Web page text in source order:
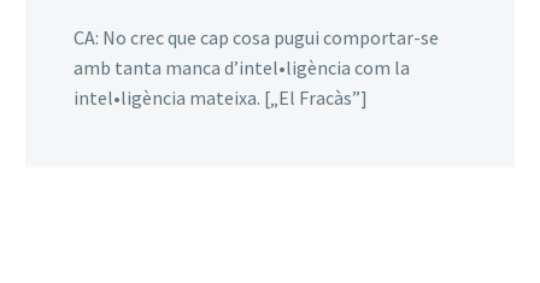
CA: No crec que cap cosa pugui comportar-se
amb tanta manca d’intel•ligència com la
intel•ligència mateixa. [„El Fracàs”]